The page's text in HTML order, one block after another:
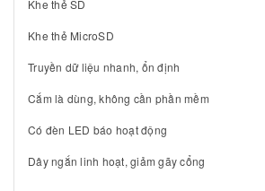
Khe thẻ SD
Khe thẻ MicroSD
Truyền dữ liệu nhanh, ổn định
Cắm là dùng, không cần phần mềm
Có đèn LED báo hoạt động
Dây ngắn linh hoạt, giảm gãy cổng